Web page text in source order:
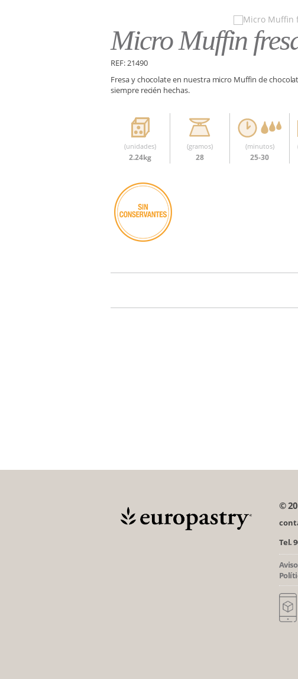
Micro Muffin
REF: 21490
Fresa y chocolate en nuestra micro Muffin de
siempre recién hechas.
(unidades)
2.24kg
(gramos)
28
(minutos)
25-30
©
Tel.